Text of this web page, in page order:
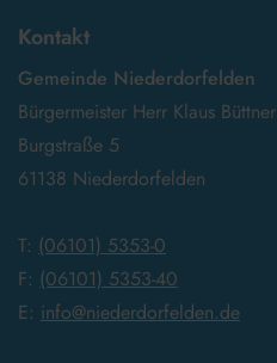
Kontakt
Gemeinde Niederdorfelden
Bürgermeister Herr Klaus Büttner
Burgstraße 5
61138 Niederdorfelden
T: (06101) 5353-0
F: (06101) 5353-40
E: info@niederdorfelden.de